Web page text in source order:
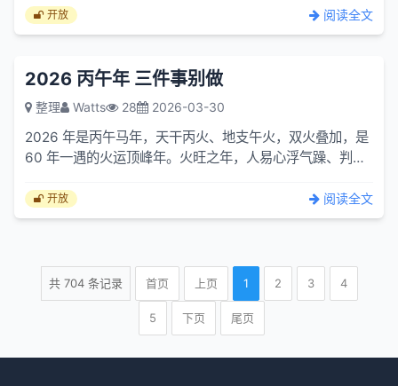
容易误...
开放 阅读全文
2026 丙午年 三件事别做
整理 Watts 28 2026-03-30
2026 年是丙午马年，天干丙火、地支午火，双火叠加，是
60 年一遇的火运顶峰年。火旺之年，人易心浮气躁、判断
守身...
开放 阅读全文
共704 条记录 首页 上页 1 2 3 4
5 下页 尾页